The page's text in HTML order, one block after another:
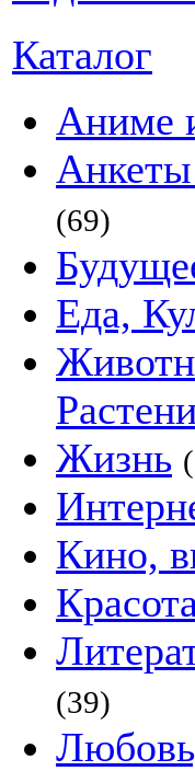
Каталог
Аниме
Анкеты
(69)
Еда,
Жизнь
Кино,
(39)